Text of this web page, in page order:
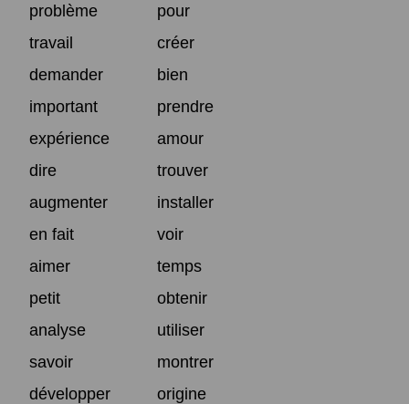
problème
pour
travail
créer
demander
bien
important
prendre
expérience
amour
dire
trouver
augmenter
installer
en fait
voir
aimer
temps
petit
obtenir
analyse
utiliser
savoir
montrer
développer
origine